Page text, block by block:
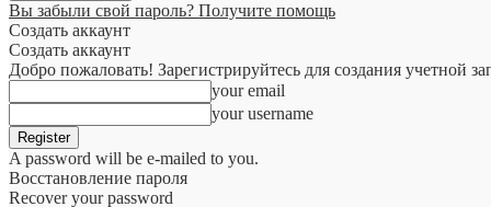
Вы забыли свой пароль? Получите помощь
Создать аккаунт
Создать аккаунт
Добро пожаловать! Зарегистрируйтесь для создания учетной
your email
your username
A password will be e-mailed to you.
Восстановление пароля
Recover your password